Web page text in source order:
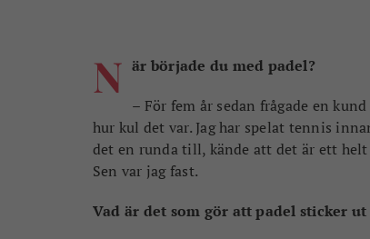
N är började du med padel?
– För fem år sedan frågade en
hur kul det var. Jag har spelat tennis
det en runda till, kände att det är ett
Sen var jag fast.
Vad är det som gör att padel sticker ut